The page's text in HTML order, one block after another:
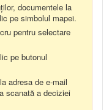
documentele la
pe simbolul mapei.
pentru selectare
pe butonul
adresa de e-mail
scanată a deciziei